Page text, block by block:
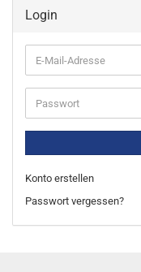
Login
E-
Mail-
Adresse
Passwort
Konto erstellen
Passwort vergessen?